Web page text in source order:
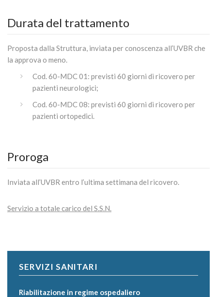
Durata del trattamento
Proposta dalla Struttura, inviata per conoscenza all’UVBR che
la approva o meno.
Cod. 60-MDC 01: previsti 60 giorni di ricovero per
pazienti neurologici;
Cod. 60-MDC 08: previsti 60 giorni di ricovero per
pazienti ortopedici.
Proroga
Inviata all’UVBR entro l’ultima settimana del ricovero.
Servizio a totale carico del S.S.N.
SERVIZI SANITARI
Riabilitazione in regime ospedaliero